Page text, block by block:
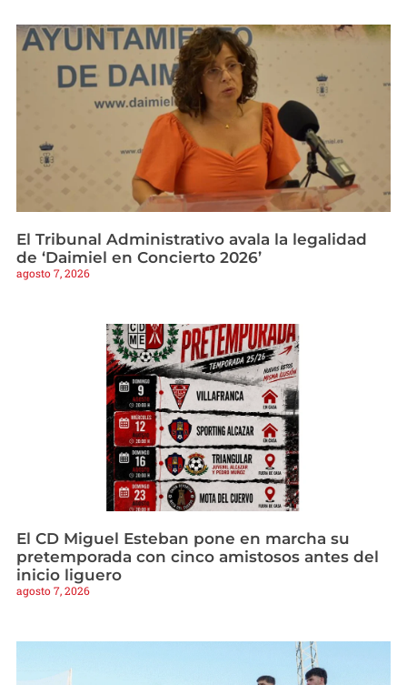
El Tribunal Administrativo avala la legalidad
de ‘Daimiel en Concierto 2026’
agosto 7, 2026
El CD Miguel Esteban pone en marcha su
pretemporada con cinco amistosos antes del
inicio liguero
agosto 7, 2026